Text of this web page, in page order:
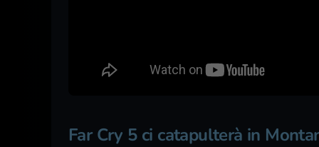
Far Cry 5 ci catapulterà in